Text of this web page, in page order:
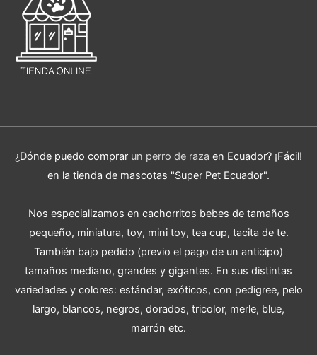
¿Dónde puedo comprar un perro de raza en Ecuador? ¡Fácil!
en la tienda de mascotas "Super Pet Ecuador".
Nos especializamos en cachorritos bebes de tamaños
pequeño, miniatura, toy, mini toy, tea cup, tacita de te.
También bajo pedido (previo el pago de un anticipo)
tamaños mediano, grandes y gigantes. En sus distintas
variedades y colores: estándar, exóticos, con pedigree, pelo
largo, blancos, negros, dorados, tricolor, merle, blue,
marrón etc.